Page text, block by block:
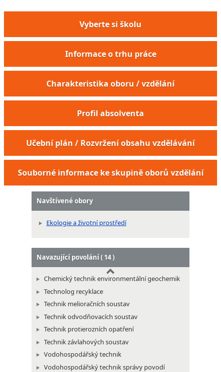
Vyberte si školu
Informace o trhu práce
Charakteristika oboru / vzdělání
Profil absolventa
Učební plán / Rozvržení obsahu vzdělávání
Souborné informace ke skupině oborů vzdělání
Navštívené obory
Ekologie a životní prostředí
Navazující povolání ( 14 )
Strážce pro ochranu přírody a krajiny
Technik odpadového hospodářství
Technik zařízení pro ochranu ovzduší
Technik zařízení pro ochranu vod
Chemický technik environmentální geochemik
Technolog recyklace
Technik melioračních soustav
Technik odvodňovacích soustav
Technik protierozních opatření
Technik závlahových soustav
Vodohospodářský technik
Vodohospodářský technik správy povodí